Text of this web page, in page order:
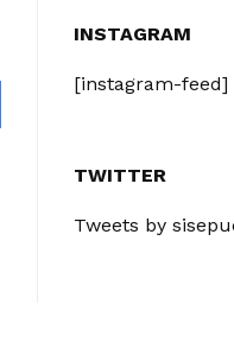
INSTAGRAM
[instagram-feed]
TWITTER
Tweets by